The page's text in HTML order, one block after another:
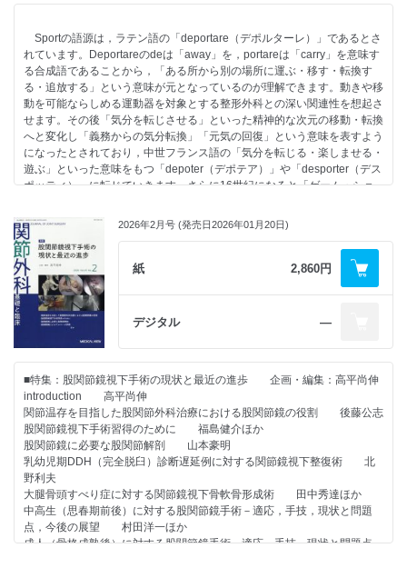
・すっきりわかる 骨折の分類使い方講座（肩～肘関節編 第10回）
「鎖骨遠位端骨折に使われる骨折分類」 森澤佳三
・人工膝関節 ～大切なのに誰も教えてくれない基本～（第17回）
「TKA後のスポーツ活動－Athleteは止められない？－」 格谷義徳
・おもしろ 医人 ヒストリー（第45回）
「アルツハイマー先生もきっとビックリ！：アルツハイマー型認知症を見
つけるアミロイドPETのすごさ」 小橋由紋子
Sportの語源は，ラテン語の「deportare（デポルターレ）」であるとさ
れています。Deportareのdeは「away」を，portareは「carry」を意味す
る合成語であることから，「ある所から別の場所に運ぶ・移す・転換す
る・追放する」という意味が元となっているのが理解できます。動きや移
動を可能ならしめる運動器を対象とする整形外科との深い関連性を想起さ
せます。その後「気分を転じさせる」といった精神的な次元の移動・転換
へと変化し「義務からの気分転換」「元気の回復」という意味を表すよう
になったとされており，中世フランス語の「気分を転じる・楽しませる・
遊ぶ」といった意味をもつ「depoter（デポテア）」や「desporter（デス
ポッティ）」に転じていきます。さらに16世紀になると「ゲーム・ショ
「sporte（スポート）」「sport（スポートゥ）」になったとされていま
す。つまり「スポーツ」には「日々の生活から離れる」気晴らしや遊び，
楽しみ，休養といった要素が含まれていることがわかります。
わが国でのスポーツに関する唯一の法律であるスポーツ基本法において
「スポーツは，心身の健全な発達，健康及び体力の保持増進，精神的な充
足感の獲得，自律心その他の精神の涵養等のために個人または集団で行わ
れる運動競技その他の身体活動」とされていることは，まさに言い得て妙
といえます。
われわれ整形外科医にとって「スポーツ医学」というと，病院やクリニ
ックで扱うスポーツ外傷・障害に対する治療をイメージしてしまいがちで
すが，スポーツ医学とは身体運動科学の一つの専門領域であり，人間の
「身体運動」を研究の対象とする学問領域といえます。日常生活動作に加
え，スポーツによる運動や障害者の動作など，あらゆる身体の動きを研究
するためには，運動生理学，運動神経生理学，運動生化学，運動（スポー
ツ）心理学，バイオメカニクス（生体力学），スポーツ工学，生命科学と
いった他のさまざまな専門領域の知識も活用し，さらに栄養学や薬学など
医学関連領域も加えた包括的見地から総合的に科学する必要があります。
この特集は，スポーツ医学研究に対する考え方に大きな変容を与える可
能性を秘めた最新のトピックスを提供していると自負しています。手術室
での最新のスキルを活用したスポーツ障害後の治療法というよりは，スポ
ーツという身体運動の本質を再考するうえで最も重要となる運動機能の評
2026年2月号 (発売日2026年01月20日)
紙 2,860円
デジタル ―
■特集：股関節鏡視下手術の現状と最近の進歩 企画・編集：高平尚伸
introduction 高平尚伸
関節温存を目指した股関節外科治療における股関節鏡の役割 後藤公志
股関節鏡視下手術習得のために 福島健介ほか
股関節鏡に必要な股関節解剖 山本豪明
乳幼児期DDH（完全脱臼）診断遅延例に対する関節鏡視下整復術 北
野利夫
大腿骨頭すべり症に対する関節鏡視下骨軟骨形成術 田中秀達ほか
中高生（思春期前後）に対する股関節鏡手術－適応，手技，現状と問題
点，今後の展望 村田洋一ほか
成人（骨格成熟後）に対する股関節鏡手術－適応，手技，現状と問題点，